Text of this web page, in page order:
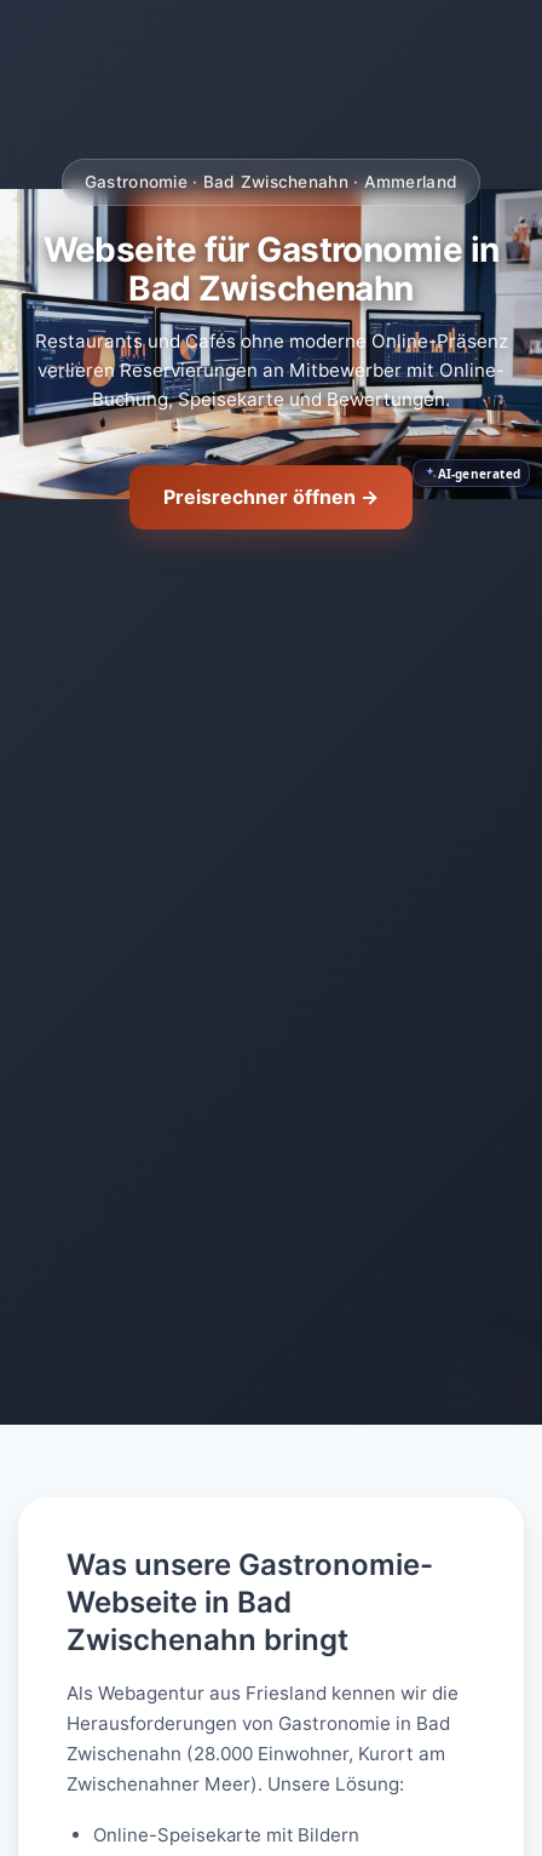
AI-generated
Gastronomie · Bad Zwischenahn · Ammerland
Webseite für Gastronomie in
Bad Zwischenahn
Restaurants und Cafés ohne moderne Online-Präsenz
verlieren Reservierungen an Mitbewerber mit Online-
Buchung, Speisekarte und Bewertungen.
Preisrechner öffnen →
Was unsere Gastronomie-
Webseite in Bad
Zwischenahn bringt
Als Webagentur aus Friesland kennen wir die
Herausforderungen von Gastronomie in Bad
Zwischenahn (28.000 Einwohner, Kurort am
Zwischenahner Meer). Unsere Lösung:
Online-Speisekarte mit Bildern